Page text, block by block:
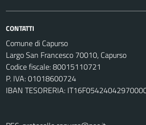
CONTATTI
Comune di Capurso
Largo San Francesco 70010, Capurso
Codice fiscale: 80015110721
P. IVA: 01018600724
IBAN TESORERIA: